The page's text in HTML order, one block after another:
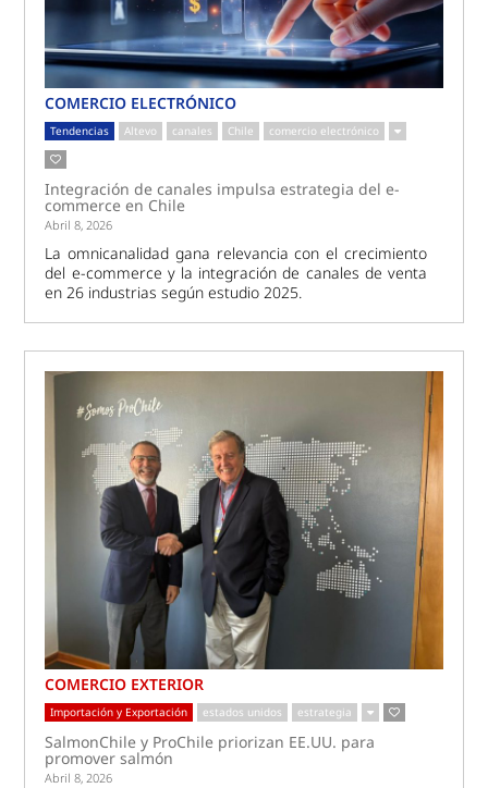
COMERCIO ELECTRÓNICO
Tendencias Altevo canales Chile comercio electrónico
Integración de canales impulsa estrategia del e-
commerce en Chile
Abril 8, 2026
La omnicanalidad gana relevancia con el crecimiento
del e-commerce y la integración de canales de venta
en 26 industrias según estudio 2025.
COMERCIO EXTERIOR
Importación y Exportación estados unidos estrategia
SalmonChile y ProChile priorizan EE.UU. para
promover salmón
Abril 8, 2026